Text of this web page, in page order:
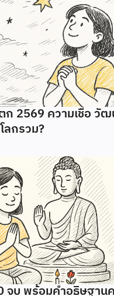
2569 ความเชื่อ วั
ลกรวม?
จบ พร้อมคำอธิษฐาน